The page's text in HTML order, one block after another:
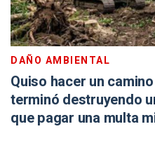
DAÑO AMBIENTAL
Quiso hacer un
terminó destruyendo
que pagar una multa